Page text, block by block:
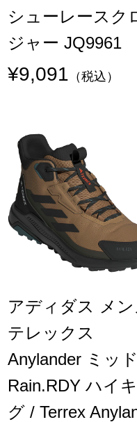
シューレースク
ジャー JQ9961
¥9,091 （税込）
アディダス メ
テレックス
Anylander ミッ
Rain.RDY ハイ
グ / Terrex